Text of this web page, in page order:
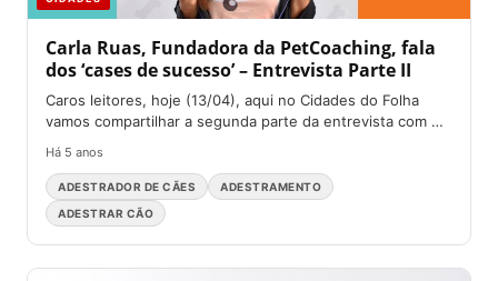
Carla Ruas, Fundadora da PetCoaching, fala
dos ‘cases de sucesso’ – Entrevista Parte II
Caros leitores, hoje (13/04), aqui no Cidades do Folha
vamos compartilhar a segunda parte da entrevista com
Há 5 anos
ADESTRADOR DE CÃES
ADESTRAMENTO
ADESTRAR CÃO